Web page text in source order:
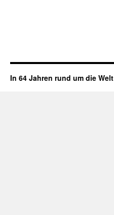
In 64 Jahren rund um die Welt